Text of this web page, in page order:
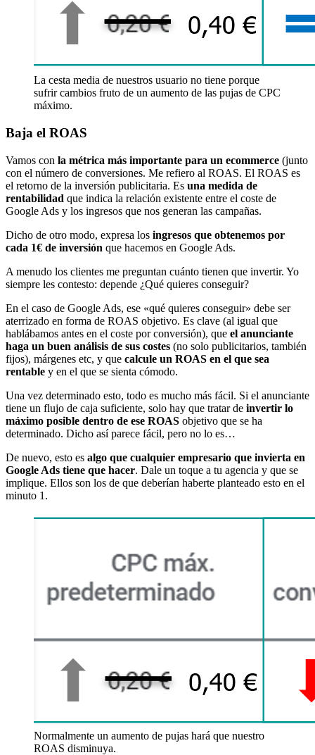
La cesta media de nuestros usuario no tiene porque
sufrir cambios fruto de un aumento de las pujas de CPC
máximo.
Baja el ROAS
Vamos con la métrica más importante para un ecommerce (junto
con el número de conversiones. Me refiero al ROAS. El ROAS es
el retorno de la inversión publicitaria. Es una medida de
rentabilidad que indica la relación existente entre el coste de
Google Ads y los ingresos que nos generan las campañas.
Dicho de otro modo, expresa los ingresos que obtenemos por
cada 1€ de inversión que hacemos en Google Ads.
A menudo los clientes me preguntan cuánto tienen que invertir. Yo
siempre les contesto: depende ¿Qué quieres conseguir?
En el caso de Google Ads, ese «qué quieres conseguir» debe ser
aterrizado en forma de ROAS objetivo. Es clave (al igual que
hablábamos antes en el coste por conversión), que el anunciante
haga un buen análisis de sus costes (no solo publicitarios, también
fijos), márgenes etc, y que calcule un ROAS en el que sea
rentable y en el que se sienta cómodo.
Una vez determinado esto, todo es mucho más fácil. Si el anunciante
tiene un flujo de caja suficiente, solo hay que tratar de invertir lo
máximo posible dentro de ese ROAS objetivo que se ha
determinado. Dicho así parece fácil, pero no lo es…
De nuevo, esto es algo que cualquier empresario que invierta en
Google Ads tiene que hacer. Dale un toque a tu agencia y que se
implique. Ellos son los de que deberían haberte planteado esto en el
minuto 1.
Normalmente un aumento de pujas hará que nuestro
ROAS disminuya.